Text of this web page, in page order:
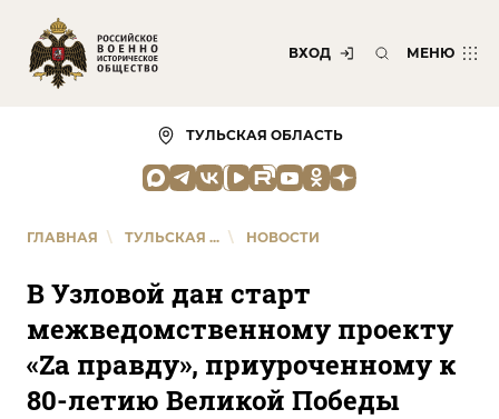
ВХОД МЕНЮ
ТУЛЬСКАЯ ОБЛАСТЬ
ГЛАВНАЯ \ ТУЛЬСКАЯ ... \ НОВОСТИ
В Узловой дан старт
межведомственному проекту
«Za правду», приуроченному к
80-летию Великой Победы